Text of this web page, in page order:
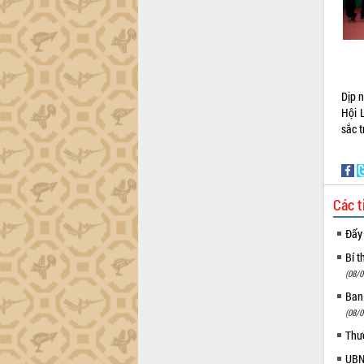
Dịp
Hội
sắc
Các
Bí
(08/
(08/